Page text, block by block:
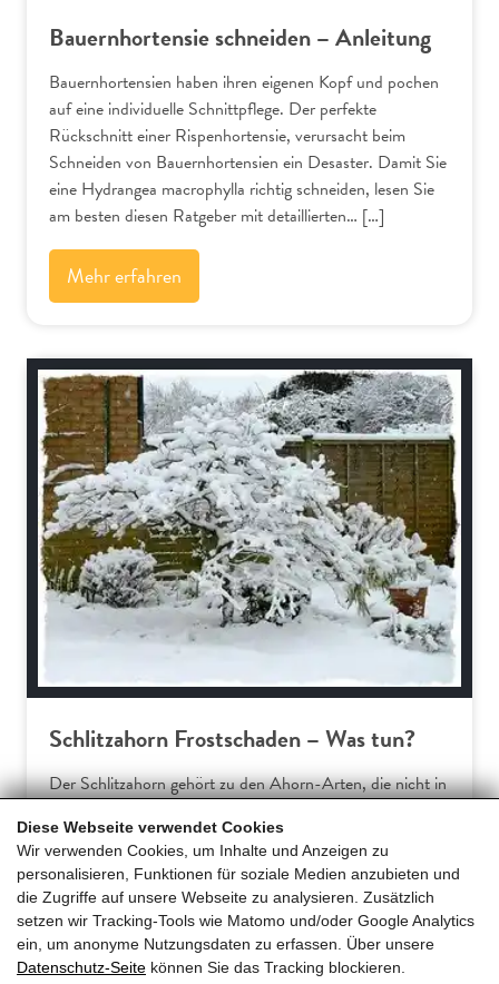
Diese Webseite verwendet Cookies
Wir verwenden Cookies, um Inhalte und Anzeigen zu
personalisieren, Funktionen für soziale Medien anzubieten und
die Zugriffe auf unsere Webseite zu analysieren. Zusätzlich
setzen wir Tracking-Tools wie Matomo und/oder Google Analytics
ein, um anonyme Nutzungsdaten zu erfassen. Über unsere
Datenschutz-Seite können Sie das Tracking blockieren.
Bauernhortensie schneiden – Anleitung
Bauernhortensien haben ihren eigenen Kopf und pochen
auf eine individuelle Schnittpflege. Der perfekte
Rückschnitt einer Rispenhortensie, verursacht beim
Schneiden von Bauernhortensien ein Desaster. Damit Sie
eine Hydrangea macrophylla richtig schneiden, lesen Sie
am besten diesen Ratgeber mit detaillierten… […]
Mehr erfahren
Bäume und Sträucher
Schlitzahorn Frostschaden – Was tun?
Der Schlitzahorn gehört zu den Ahorn-Arten, die nicht in
Hausgärtner am Acer palmatum dissectum häufiger über
Frostschäden klagen. Dieser Ratgeber erklärt die
typischen Symptome und gibt praxiserprobte Tipps für
effektive Gegenmaßnahmen und… […]
Mehr erfahren